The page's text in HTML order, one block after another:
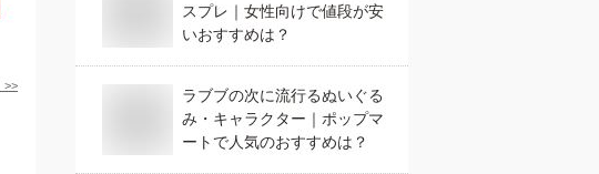
>>
スプレ｜女性向けで値段が安
いおすすめは？
ラブブの次に流行るぬいぐる
み・キャラクター｜ポップマ
ートで人気のおすすめは？